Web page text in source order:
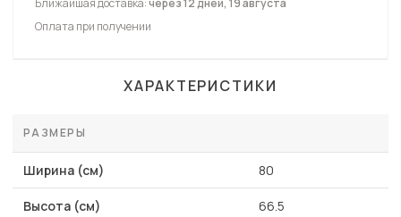
Ближайшая доставка:через 12 дней, 19 августа
Оплата при получении
ХАРАКТЕРИСТИКИ
РАЗМЕРЫ
Ширина (см) 80
Высота (см) 66.5